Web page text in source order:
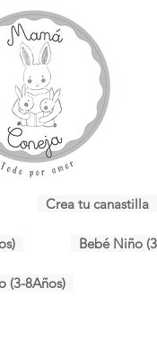
Crea tu canastilla
Bebé Niño
(3-8Años)